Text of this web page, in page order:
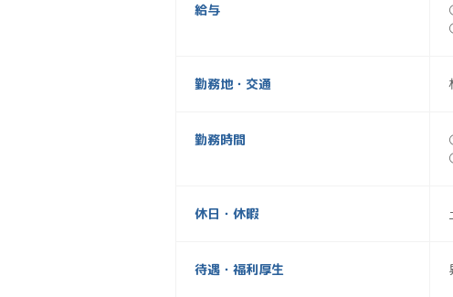
給与
勤務地・交通
勤務時間
休日・休暇
待遇・福利厚生